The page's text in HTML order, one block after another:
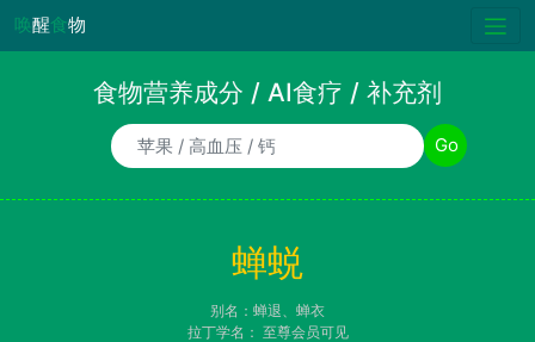
唤醒食物
食物营养成分 / AI食疗 / 补充剂
食物/AI食疗诉求/补充剂名称 Go
蝉蜕
别名：蝉退、蝉衣
拉丁学名： 至尊会员可见